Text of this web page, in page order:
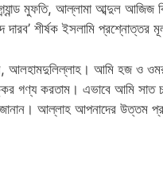
মুফতি, আল্লামা আব্দুল আজিজ
শীর্ষক ইসলামি প্রশ্নোত্তর
আমি হজ ও
গণ্য করতাম। এভাবে আমি সাত
আল্লাহ আপনাদের উত্তম